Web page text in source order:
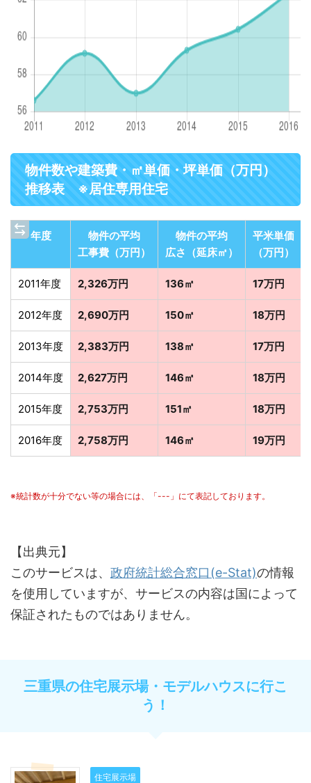
物件数や建築費・㎡単価・坪単価（万円）
推移表 ※居住専用住宅
年度
物件の平均
工事費（万円）
物件の平均
広さ（延床㎡）
平米単価
（万円）
2011年度 2,326万円 136㎡ 17万円
2012年度 2,690万円 150㎡ 18万円
2013年度 2,383万円 138㎡ 17万円
2014年度 2,627万円 146㎡ 18万円
2015年度 2,753万円 151㎡ 18万円
2016年度 2,758万円 146㎡ 19万円
※統計数が十分でない等の場合には、「---」にて表記しております。
【出典元】
このサービスは、 政府統計総合窓口(e-Stat)の情報
を使用していますが、サービスの内容は国によって
保証されたものではありません。
三重県の住宅展示場・モデルハウスに行こ
う！
住宅展示場